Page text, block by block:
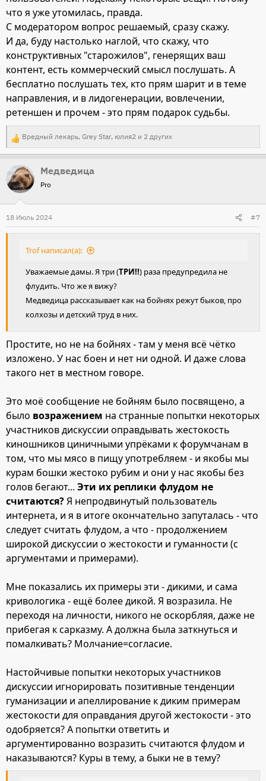
что я уже утомилась, правда.
С модератором вопрос решаемый, сразу скажу.
И да, буду настолько наглой, что скажу, что
конструктивных "старожилов", генерящих ваш
контент, есть коммерческий смысл послушать. А
бесплатно послушать тех, кто прям шарит и в теме
направления, и в лидогенерации, вовлечении,
ретеншен и прочем - это прям подарок судьбы.
Р
е
а
к
и
и
Вредный лекарь, Grey Star, юлия2 и 2 других
Медведица
Pro
18 Июль 2024 #7
Trof написал(а):
Уважаемые дамы. Я три (ТРИ!!) раза предупредила не
флудить. Что же я вижу?
Медведица рассказывает как на бойнях режут быков, про
колхозы и детский труд в них.
Простите, но не на бойнях - там у меня всё чётко
изложено. У нас боен и нет ни одной. И даже слова
такого нет в местном говоре.
Это моё сообщение не бойням было посвящено, а
было возражением на странные попытки некоторых
участников дискуссии оправдывать жестокость
киношников циничными упрёками к форумчанам в
том, что мы мясо в пищу употребляем - и якобы мы
курам бошки жестоко рубим и они у нас якобы без
голов бегают... Эти их реплики флудом не
считаются?Я непродвинутый пользователь
интернета, и я в итоге окончательно запуталась - что
следует считать флудом, а что - продолжением
широкой дискуссии о жестокости и гуманности (с
аргументами и примерами).
Мне показались их примеры эти - дикими, и сама
кривологика - ещё более дикой. Я возразила. Не
переходя на личности, никого не оскорбляя, даже не
прибегая к сарказму. А должна была заткнуться и
помалкивать? Молчание=согласие.
Настойчивые попытки некоторых участников
дискуссии игнорировать позитивные тенденции
гуманизации и апеллирование к диким примерам
жестокости для оправдания другой жестокости - это
одобряется? А попытки ответить и
аргументированно возразить считаются флудом и
наказываются? Куры в тему, а быки не в тему?